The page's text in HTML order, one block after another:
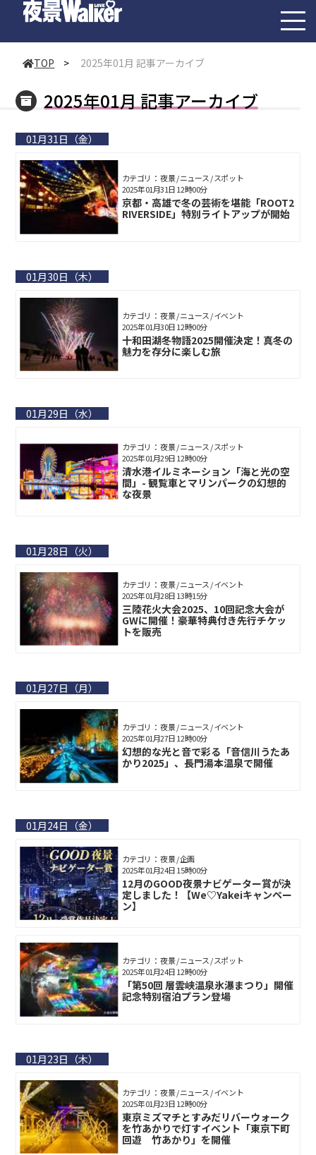
TOP > 2025年01月 記事アーカイブ
2025年01月 記事アーカイブ
01月31日（金）
カテゴリ： 夜景 / ニュース / スポット
京都・高雄で冬の芸術を堪能「ROOT2
RIVERSIDE」特別ライトアップが開始
2025年01月31日 12時00分
01月30日（木）
カテゴリ： 夜景 / ニュース / イベント
十和田湖冬物語2025開催決定！真冬の
魅力を存分に楽しむ旅
2025年01月30日 12時00分
01月29日（水）
カテゴリ： 夜景 / ニュース / スポット
清水港イルミネーション「海と光の空
間」- 観覧車とマリンパークの幻想的
な夜景
2025年01月29日 12時00分
01月28日（火）
カテゴリ： 夜景 / ニュース / イベント
三陸花火大会2025、10回記念大会が
GWに開催！豪華特典付き先行チケッ
トを販売
2025年01月28日 13時15分
01月27日（月）
カテゴリ： 夜景 / ニュース / イベント
幻想的な光と音で彩る「音信川うたあ
かり2025」、長門湯本温泉で開催
2025年01月27日 12時00分
01月24日（金）
カテゴリ： 夜景 / 企画
12月のGOOD夜景ナビゲーター賞が決
定しました！【We♡Yakeiキャンペー
ン】
2025年01月24日 15時00分
カテゴリ： 夜景 / ニュース / スポット
「第50回 層雲峡温泉氷瀑まつり」開催
記念特別宿泊プラン登場
2025年01月24日 12時00分
01月23日（木）
カテゴリ： 夜景 / ニュース / イベント
東京ミズマチとすみだリバーウォーク
を竹あかりで灯すイベント「東京下町
回遊 竹あかり」を開催
2025年01月23日 12時00分